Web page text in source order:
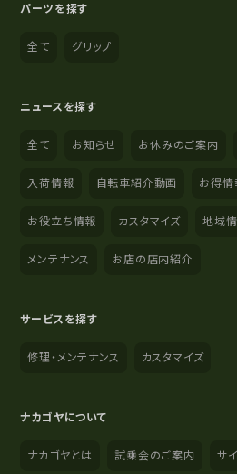
パーツを探す
全て グリップ
ニュースを探す
全て お知らせ お休みのご案内
入荷情報 自転車紹介動画 お得情
お役立ち情報 カスタマイズ 地域
メンテナンス お店の店内紹介
サービスを探す
修理・メンテナンス カスタマイズ
ナカゴヤについて
ナカゴヤとは 試乗会のご案内 サ